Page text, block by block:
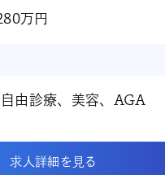
万円
由診療、美容、AGA
求人詳細を見る